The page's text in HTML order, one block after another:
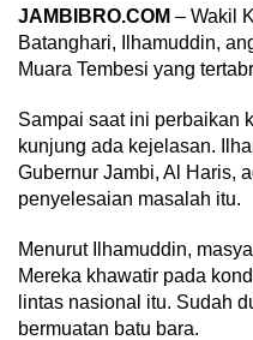
JAMBIBRO.COM – Wakil
Batanghari, Ilhamuddin,
Muara Tembesi yang
Sampai saat ini perbaikan
kunjung ada kejelasan.
Gubernur Jambi, Al Haris,
penyelesaian masalah itu.
Menurut Ilhamuddin,
Mereka khawatir pada
lintas nasional itu. Sudah
bermuatan batu bara.